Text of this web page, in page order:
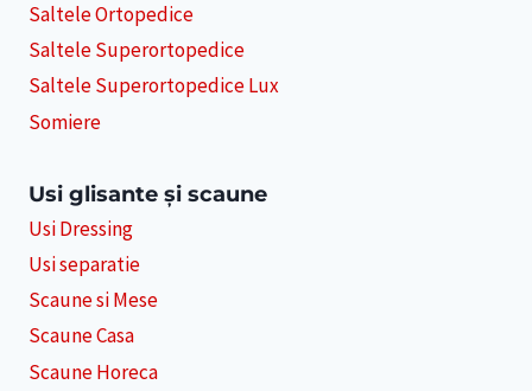
Saltele Ortopedice
Saltele Superortopedice
Saltele Superortopedice Lux
Somiere
Usi glisante și scaune
Usi Dressing
Usi separatie
Scaune si Mese
Scaune Casa
Scaune Horeca